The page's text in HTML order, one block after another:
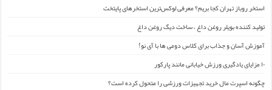
استخر روباز تهران کجا بریم؟ معرفی لوکس‌ترین استخرهای پایتخت
تولید کننده بویلر روغن داغ ، ساخت دیگ روغن داغ
آموزش آسان و جذاب برای کلاس دومی ها با آی نو!
۱۰ مزایای یادگیری ورزش خیابانی مانند پارکور
چگونه اسپرت مال خرید تجهیزات ورزشی را متحول کرده است؟